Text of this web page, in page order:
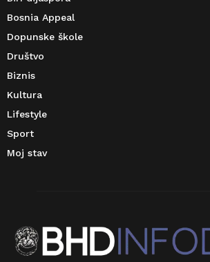
Bosnia Appeal
Dopunske škole
Društvo
Biznis
Kultura
Lifestyle
Sport
Moj stav